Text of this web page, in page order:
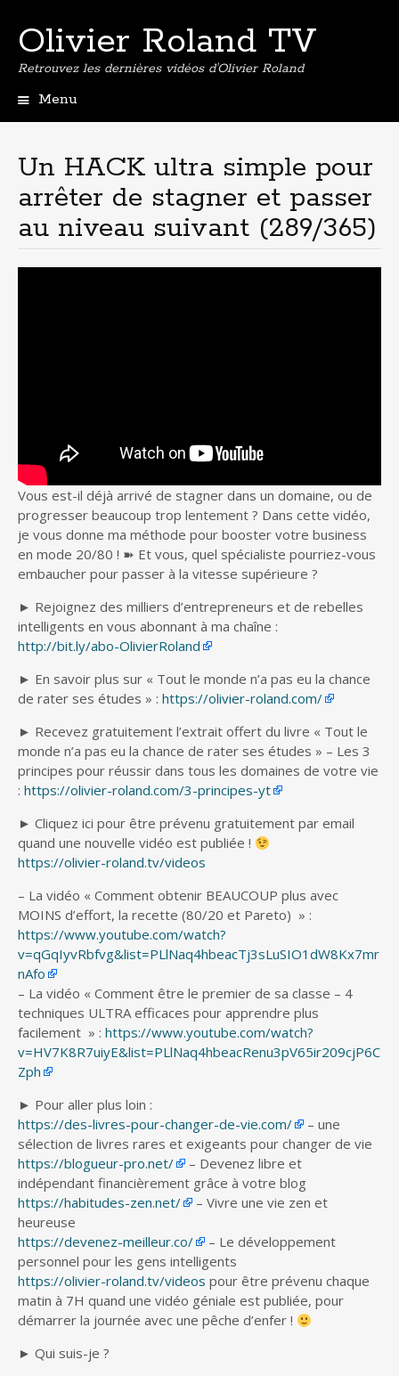
Olivier Roland TV
Retrouvez les dernières vidéos d'Olivier Roland
Menu
principal
Un HACK ultra simple pour
arrêter de stagner et passer
au niveau suivant (289/365)
Vous est-il déjà arrivé de stagner dans un domaine, ou de
progresser beaucoup trop lentement ? Dans cette vidéo,
je vous donne ma méthode pour booster votre business
en mode 20/80 ! ➽ Et vous, quel spécialiste pourriez-vous
embaucher pour passer à la vitesse supérieure ?
► Rejoignez des milliers d’entrepreneurs et de rebelles
intelligents en vous abonnant à ma chaîne :
http://bit.ly/abo-OlivierRoland
► En savoir plus sur « Tout le monde n’a pas eu la chance
de rater ses études » : https://olivier-roland.com/
► Recevez gratuitement l’extrait offert du livre « Tout le
monde n’a pas eu la chance de rater ses études » – Les 3
principes pour réussir dans tous les domaines de votre vie
: https://olivier-roland.com/3-principes-yt
► Cliquez ici pour être prévenu gratuitement par email
quand une nouvelle vidéo est publiée !
https://olivier-roland.tv/videos
– La vidéo « Comment obtenir BEAUCOUP plus avec
MOINS d’effort, la recette (80/20 et Pareto) » :
https://www.youtube.com/watch?
v=qGqIyvRbfvg&list=PLlNaq4hbeacTj3sLuSIO1dW8Kx7mr
nAfo
– La vidéo « Comment être le premier de sa classe – 4
techniques ULTRA efficaces pour apprendre plus
facilement » : https://www.youtube.com/watch?
v=HV7K8R7uiyE&list=PLlNaq4hbeacRenu3pV65ir209cjP6C
Zph
► Pour aller plus loin :
https://des-livres-pour-changer-de-vie.com/
– une
sélection de livres rares et exigeants pour changer de vie
https://blogueur-pro.net/
– Devenez libre et
indépendant financièrement grâce à votre blog
https://habitudes-zen.net/
– Vivre une vie zen et
heureuse
https://devenez-meilleur.co/
– Le développement
personnel pour les gens intelligents
https://olivier-roland.tv/videos pour être prévenu chaque
matin à 7H quand une vidéo géniale est publiée, pour
démarrer la journée avec une pêche d’enfer !
► Qui suis-je ?